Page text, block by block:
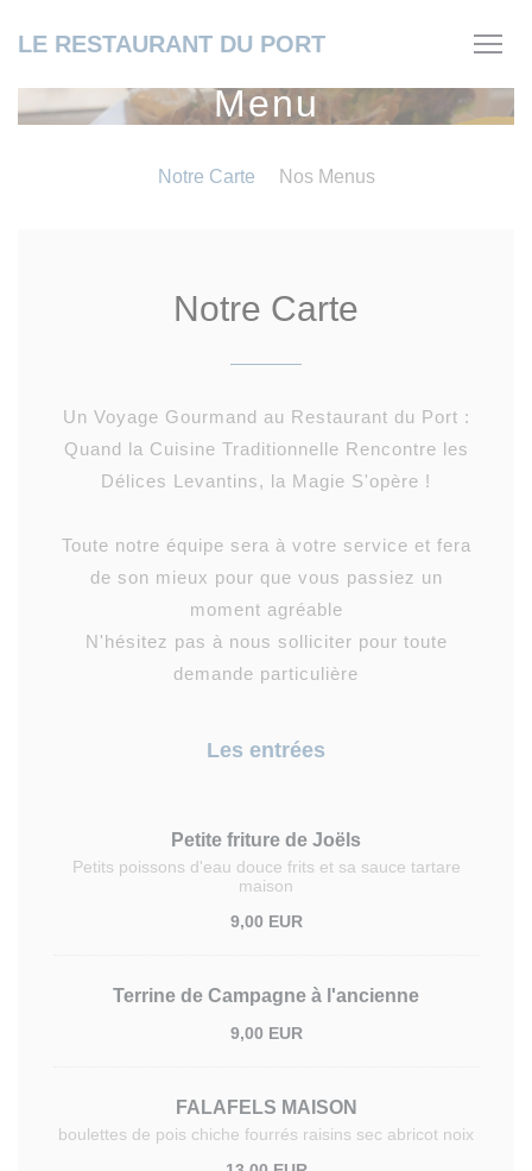
LE RESTAURANT DU PORT
Menu
Notre Carte Nos Menus
Notre Carte
Un Voyage Gourmand au Restaurant du Port :
Quand la Cuisine Traditionnelle Rencontre les
Délices Levantins, la Magie S'opère !
Toute notre équipe sera à votre service et fera
de son mieux pour que vous passiez un
moment agréable
N'hésitez pas à nous solliciter pour toute
demande particulière
Les entrées
Petite friture de Joëls
Petits poissons d'eau douce frits et sa sauce tartare
maison
9,00 EUR
Terrine de Campagne à l'ancienne
9,00 EUR
FALAFELS MAISON
boulettes de pois chiche fourrés raisins sec abricot noix